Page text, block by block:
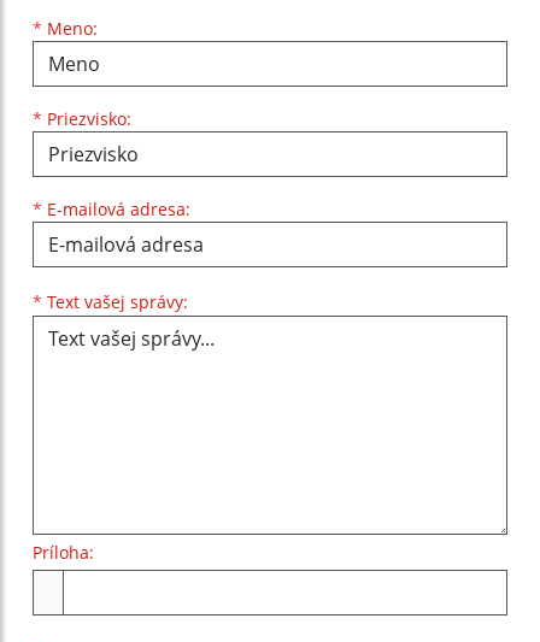
* Meno:
Meno
* Priezvisko:
Priezvisko
* E-mailová adresa:
E-mailová adresa
* Text vašej správy:
Príloha: